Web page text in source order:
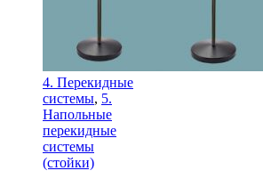
4. Перекидные
системы, 5.
Напольные
перекидные
системы
(стойки)